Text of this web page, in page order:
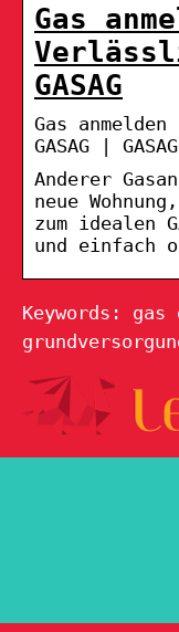
Gas
GASAG
Gas
GASAG | GASAG
Anderer
neue
zum idealen
und einfach
Keywords: gas